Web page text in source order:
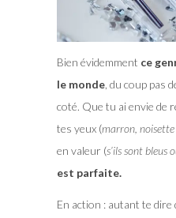
Bien évidemment ce
le monde, du coup pas
coté. Que tu ai envie de
tes yeux (marron,
en valeur (s’ils sont bleus
est parfaite.
En action : autant te dire